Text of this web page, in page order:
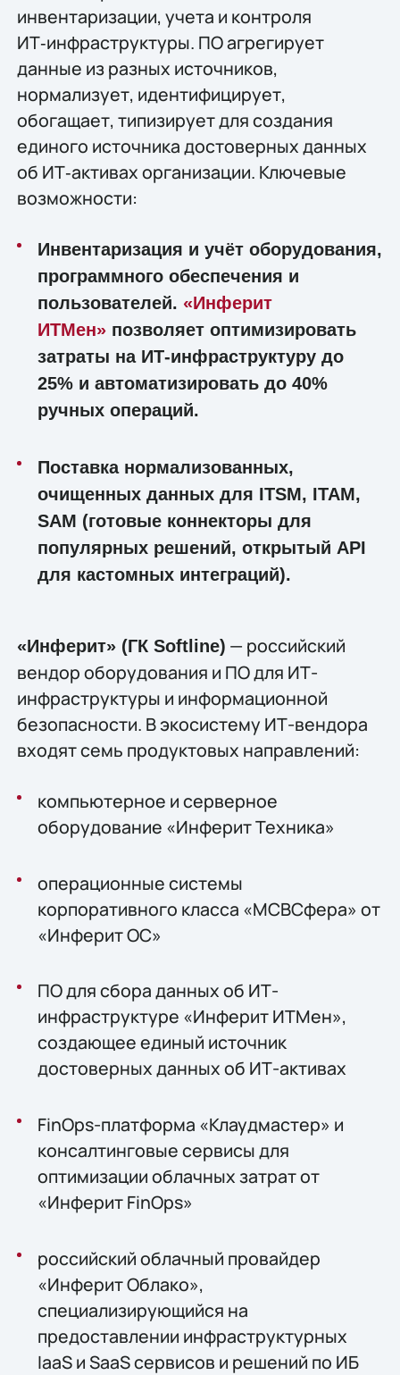
инвентаризации, учета и контроля
ИТ‑инфраструктуры. ПО агрегирует
данные из разных источников,
нормализует, идентифицирует,
обогащает, типизирует для создания
единого источника достоверных данных
об ИТ‑активах организации. Ключевые
возможности:
Инвентаризация и учёт оборудования,
программного обеспечения и
пользователей. «Инферит
ИТМен»позволяет оптимизировать
затраты на ИТ-инфраструктуру до
25% и автоматизировать до 40%
ручных операций.
Поставка нормализованных,
очищенных данных для ITSM, ITAM,
SAM (готовые коннекторы для
популярных решений, открытый API
для кастомных интеграций).
«Инферит» (ГК Softline) — российский
вендор оборудования и ПО для ИТ-
инфраструктуры и информационной
безопасности. В экосистему ИТ-вендора
входят семь продуктовых направлений:
компьютерное и серверное
оборудование «Инферит Техника»
операционные системы
корпоративного класса «МСВСфера» от
«Инферит ОС»
ПО для сбора данных об ИТ-
инфраструктуре «Инферит ИТМен»,
создающее единый источник
достоверных данных об ИТ-активах
FinOps-платформа «Клаудмастер» и
консалтинговые сервисы для
оптимизации облачных затрат от
«Инферит FinOps»
российский облачный провайдер
«Инферит Облако»,
специализирующийся на
предоставлении инфраструктурных
IaaS и SaaS сервисов и решений по ИБ